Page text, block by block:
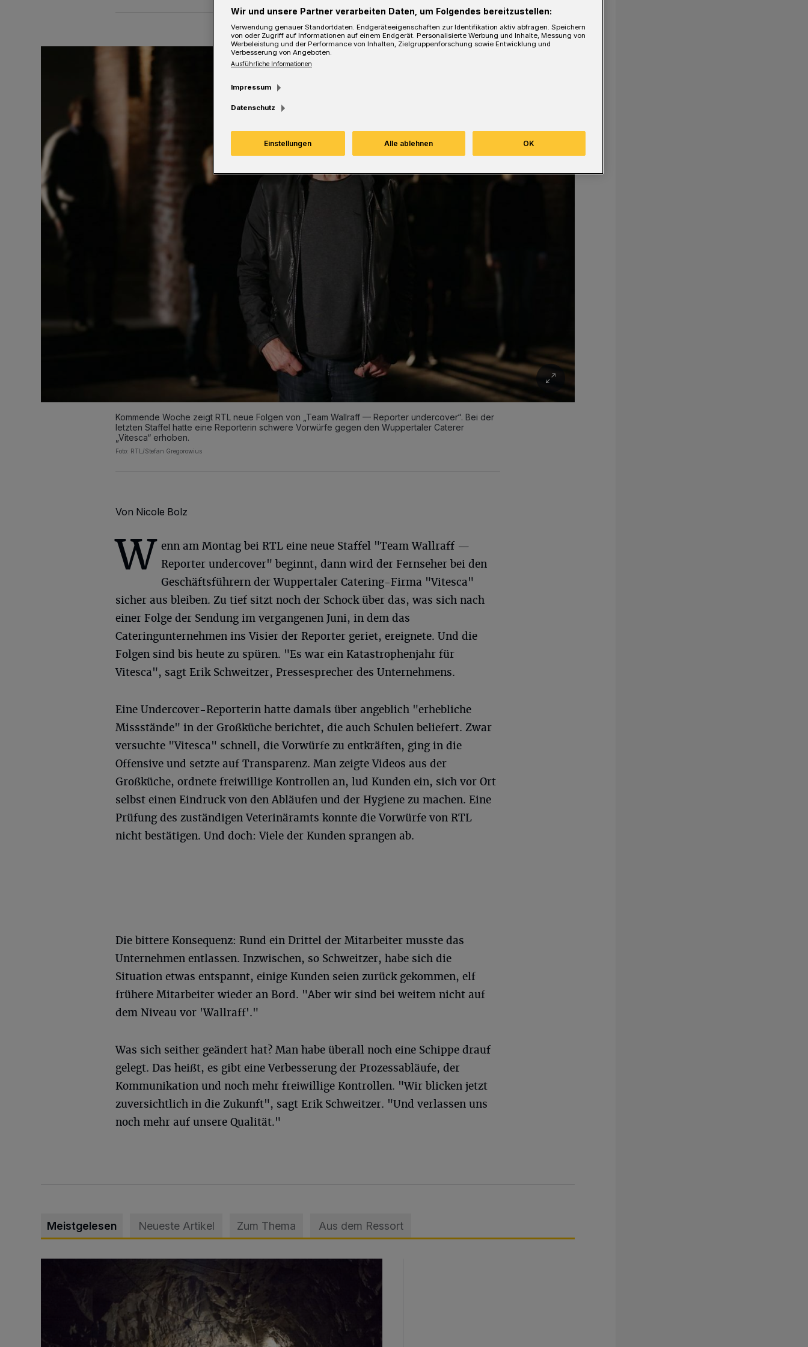
Kommende Woche zeigt RTL neue Folgen von „Team Wallraff — Reporter undercover“. Bei der
letzten Staffel hatte eine Reporterin schwere Vorwürfe gegen den Wuppertaler Caterer
„Vitesca“ erhoben.
Foto: RTL/Stefan Gregorowius
Von Nicole Bolz
W enn am Montag bei RTL eine neue Staffel "Team Wallraff —
Reporter undercover" beginnt, dann wird der Fernseher bei den
Geschäftsführern der Wuppertaler Catering-Firma "Vitesca"
sicher aus bleiben. Zu tief sitzt noch der Schock über das, was sich nach
einer Folge der Sendung im vergangenen Juni, in dem das
Cateringunternehmen ins Visier der Reporter geriet, ereignete. Und die
Folgen sind bis heute zu spüren. "Es war ein Katastrophenjahr für
Vitesca", sagt Erik Schweitzer, Pressesprecher des Unternehmens.
Eine Undercover-Reporterin hatte damals über angeblich "erhebliche
Missstände" in der Großküche berichtet, die auch Schulen beliefert. Zwar
versuchte "Vitesca" schnell, die Vorwürfe zu entkräften, ging in die
Offensive und setzte auf Transparenz. Man zeigte Videos aus der
Großküche, ordnete freiwillige Kontrollen an, lud Kunden ein, sich vor Ort
selbst einen Eindruck von den Abläufen und der Hygiene zu machen. Eine
Prüfung des zuständigen Veterinäramts konnte die Vorwürfe von RTL
nicht bestätigen. Und doch: Viele der Kunden sprangen ab.
Die bittere Konsequenz: Rund ein Drittel der Mitarbeiter musste das
Unternehmen entlassen. Inzwischen, so Schweitzer, habe sich die
Situation etwas entspannt, einige Kunden seien zurück gekommen, elf
frühere Mitarbeiter wieder an Bord. "Aber wir sind bei weitem nicht auf
dem Niveau vor 'Wallraff'."
Was sich seither geändert hat? Man habe überall noch eine Schippe drauf
gelegt. Das heißt, es gibt eine Verbesserung der Prozessabläufe, der
Kommunikation und noch mehr freiwillige Kontrollen. "Wir blicken jetzt
zuversichtlich in die Zukunft", sagt Erik Schweitzer. "Und verlassen uns
noch mehr auf unsere Qualität."
Meistgelesen Neueste Artikel Zum Thema Aus dem Ressort
Wir und unsere Partner verarbeiten Daten, um Folgendes bereitzustellen:
Verwendung genauer Standortdaten. Endgeräteeigenschaften zur Identifikation aktiv abfragen. Speichern
von oder Zugriff auf Informationen auf einem Endgerät. Personalisierte Werbung und Inhalte, Messung von
Werbeleistung und der Performance von Inhalten, Zielgruppenforschung sowie Entwicklung und
Verbesserung von Angeboten.
Ausführliche Informationen
Impressum
Datenschutz
Einstellungen Alle ablehnen OK